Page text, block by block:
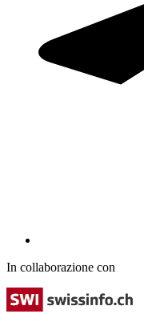
In collaborazione con